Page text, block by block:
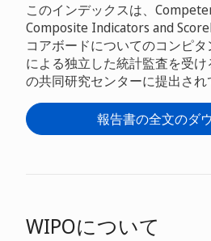
このインデックスは、
Composite Indicators and
コアボードについてのコンピ
による独立した統計監査を受
の共同研究センターに提出され
報告書の全文のダ
WIPOについて